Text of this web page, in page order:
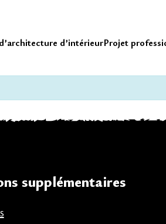
d’intérieurProjet
supplémentaires